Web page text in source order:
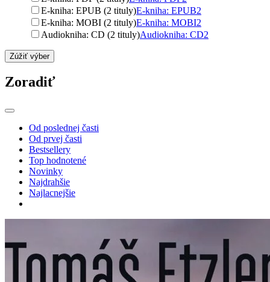
E-kniha: EPUB (2 tituly)E-kniha: EPUB2
E-kniha: MOBI (2 tituly)E-kniha: MOBI2
Audiokniha: CD (2 tituly)Audiokniha: CD2
Zúžiť výber
Zoradiť
Od poslednej časti
Od prvej časti
Bestsellery
Top hodnotené
Novinky
Najdrahšie
Najlacnejšie